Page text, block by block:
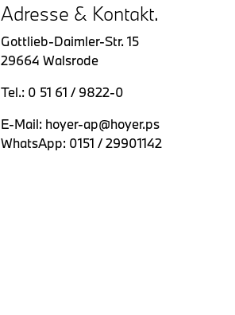
Adresse & Kontakt.
Gottlieb-Daimler-Str. 15
29664 Walsrode
Tel.: 0 51 61 / 9822-0
E-Mail: hoyer-ap@hoyer.ps
WhatsApp: 0151 / 29901142